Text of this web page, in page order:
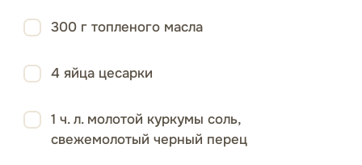
300 г топленого масла
4 яйца цесарки
1 ч. л. молотой куркумы соль,
свежемолотый черный перец